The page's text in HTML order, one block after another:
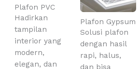
Plafon PVC
Hadirkan
tampilan
interior yang
modern,
elegan, dan
Plafon Gypsum
Solusi plafon
dengan hasil
rapi, halus,
dan bisa